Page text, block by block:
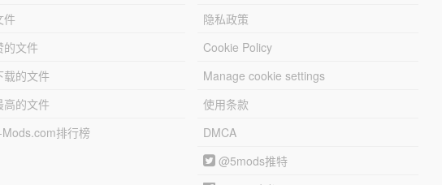
件
的文件
载的文件
高的文件
Mods.com排行榜
隐私政策
Cookie Policy
Manage cookie settings
使用条款
DMCA
@5mods推特